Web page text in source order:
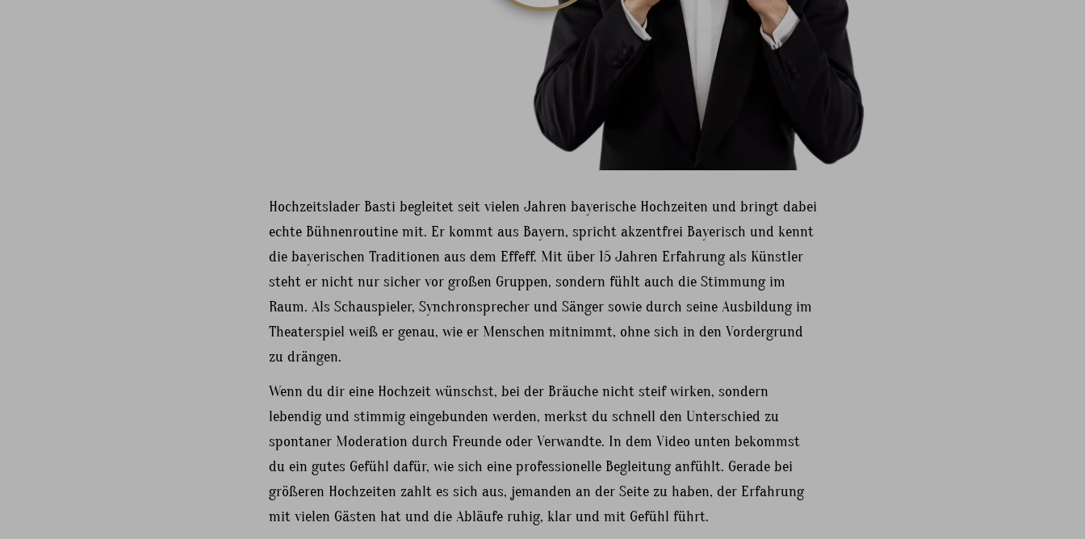
Hochzeitslader Basti begleitet seit vielen Jahren bayerische Hochzeiten und bringt dabei
echte Bühnenroutine mit. Er kommt aus Bayern, spricht akzentfrei Bayerisch und kennt
die bayerischen Traditionen aus dem Effeff. Mit über 15 Jahren Erfahrung als Künstler
steht er nicht nur sicher vor großen Gruppen, sondern fühlt auch die Stimmung im
Raum. Als Schauspieler, Synchronsprecher und Sänger sowie durch seine Ausbildung im
Theaterspiel weiß er genau, wie er Menschen mitnimmt, ohne sich in den Vordergrund
zu drängen.
Wenn du dir eine Hochzeit wünschst, bei der Bräuche nicht steif wirken, sondern
lebendig und stimmig eingebunden werden, merkst du schnell den Unterschied zu
spontaner Moderation durch Freunde oder Verwandte. In dem Video unten bekommst
du ein gutes Gefühl dafür, wie sich eine professionelle Begleitung anfühlt. Gerade bei
größeren Hochzeiten zahlt es sich aus, jemanden an der Seite zu haben, der Erfahrung
mit vielen Gästen hat und die Abläufe ruhig, klar und mit Gefühl führt.